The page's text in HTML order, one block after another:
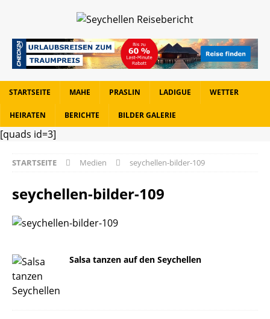
STARTSEITE MAHE PRASLIN LADIGUE WETTER
HEIRATEN BERICHTE BILDER GALERIE
[quads id=3]
STARTSEITE Medien seychellen-bilder-109
seychellen-bilder-109
Salsa tanzen auf den Seychellen